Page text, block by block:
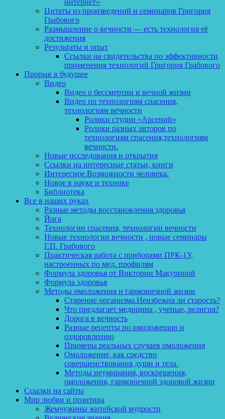
интернет»
Цитаты из произведений и семинаров Григория
Грабового
Размышление о вечности — есть технология её
достижения
Результаты и опыт
Ссылки на свидетельства по эффективности
применения технологий Григория Грабового
Прорыв в будущее
Видео
Видео о бессмертии и вечной жизни
Видео по технологиям спасения,
технологиям вечности
Ролики студии «Арсений»
Ролики разных авторов по
технологиям спасения,технологиям
вечности.
Новые исследования и открытия
Ссылки на интересные статьи, книги
Интересное.Возможности человека.
Новое в науке и технике
Библиотека
Все в наших руках
Разные методы восстановления здоровья
Йога
Технологии спасения, технологии вечности
Новые технологии вечности , новые семинары
Г.П. Грабового
Практическая работа с приборами ПРК-1У,
настроенных по мед. профилям
Формула здоровья от Виктории Макуриной
Формула здоровья
Методы омоложения и гармоничной жизни
Старение организма.Неизбежна ли старость?
Что предлагает медицина , ученые, религия?
Дорога в вечность
Разные рецепты по омоложению и
оздоровлению
Примеры реальных случаев омоложения
Омоложение, как средство
совершенствования души и тела.
Методы неумирания, воскрешения,
омоложения, гармоничной здоровой жизни
Ссылки на сайты
Мир любви и позитива
Жемчужины житейской мудрости